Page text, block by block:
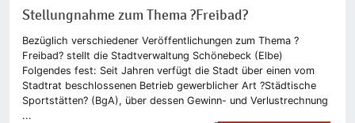
Stellungnahme zum Thema ?Freibad?
Bezüglich verschiedener Veröffentlichungen zum Thema ?
Freibad? stellt die Stadtverwaltung Schönebeck (Elbe)
Folgendes fest: Seit Jahren verfügt die Stadt über einen vom
Stadtrat beschlossenen Betrieb gewerblicher Art ?Städtische
Sportstätten? (BgA), über dessen Gewinn- und Verlustrechnung
...